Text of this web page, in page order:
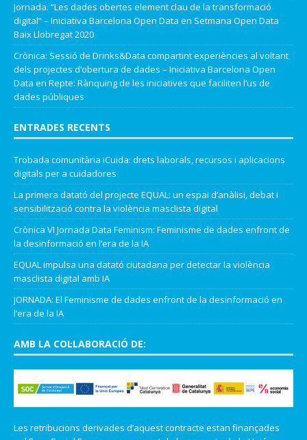
Jornada. “Les dades obertes element clau de la transformació
digital” – Iniciativa Barcelona Open Data en Setmana Open Data
Baix Llobregat 2020
Crònica: Sessió de Drinks&Data compartint experiències al voltant
dels projectes d’obertura de dades – Iniciativa Barcelona Open
Data en Repte: Rànquing de les iniciatives que faciliten l’us de
dades públiques
ENTRADES RECENTS
Trobada comunitària iCuida: drets laborals, recursos i aplicacions
digitals per a cuidadores
La primera datató del projecte EQUAL: un espai d’anàlisi, debat i
sensibilització contra la violència masclista digital
Crònica VI Jornada Data Feminism: Feminisme de dades enfront de
la desinformació en l’era de la IA
EQUAL impulsa una datató ciutadana per detectar la violència
masclista digital amb IA
JORNADA: El Feminisme de dades enfront de la desinformació en
l’era de la IA
AMB LA COL·LABORACIÓ DE:
Les retribucions derivades d’aquest contracte estan finançades